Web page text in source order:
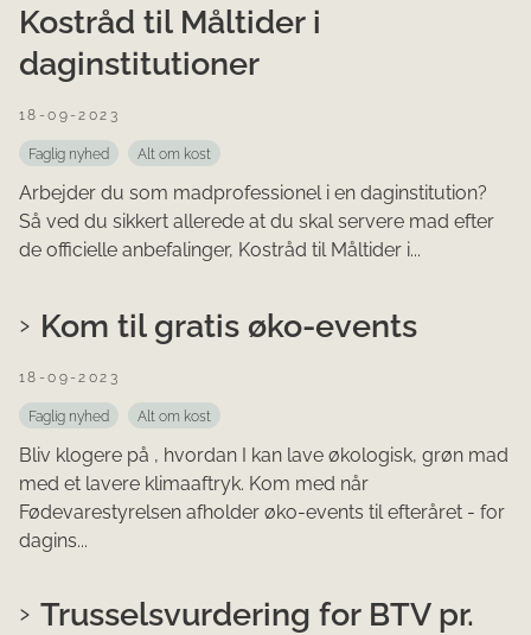
Kostråd til Måltider i
daginstitutioner
18-09-2023
Faglig nyhed Alt om kost
Arbejder du som madprofessionel i en daginstitution?
Så ved du sikkert allerede at du skal servere mad efter
de officielle anbefalinger, Kostråd til Måltider i...
Kom til gratis øko-events
18-09-2023
Faglig nyhed Alt om kost
Bliv klogere på , hvordan I kan lave økologisk, grøn mad
med et lavere klimaaftryk. Kom med når
Fødevarestyrelsen afholder øko-events til efteråret - for
dagins...
Trusselsvurdering for BTV pr.